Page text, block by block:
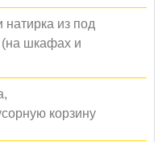
из под
(на шкафах и
корзину